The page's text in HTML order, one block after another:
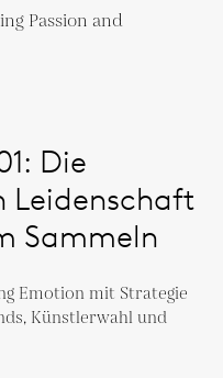
Die
Leidenschaft
Sammeln
Emotion mit Strategie
Künstlerwahl und